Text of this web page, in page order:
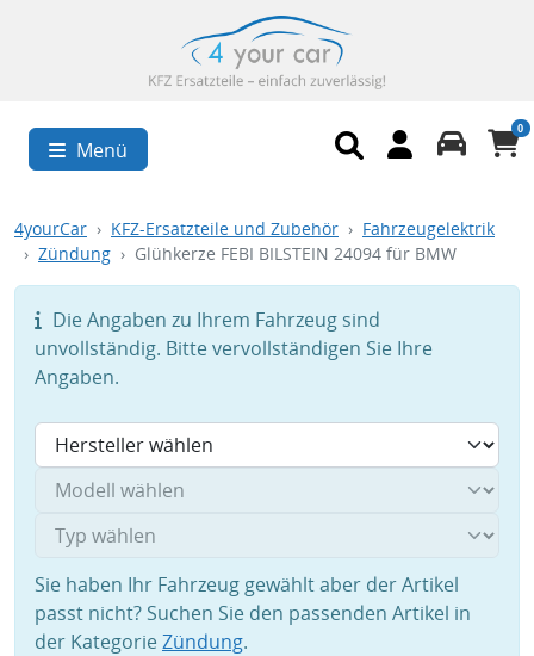
Menü
0
4yourCar KFZ-Ersatzteile und Zubehör
Fahrzeugelektrik
Zündung
Glühkerze FEBI BILSTEIN 24094 für BMW
Die Angaben zu Ihrem Fahrzeug sind
unvollständig. Bitte vervollständigen Sie Ihre
Angaben.
Sie haben Ihr Fahrzeug gewählt aber der Artikel
passt nicht? Suchen Sie den passenden Artikel in
der KategorieZündung.